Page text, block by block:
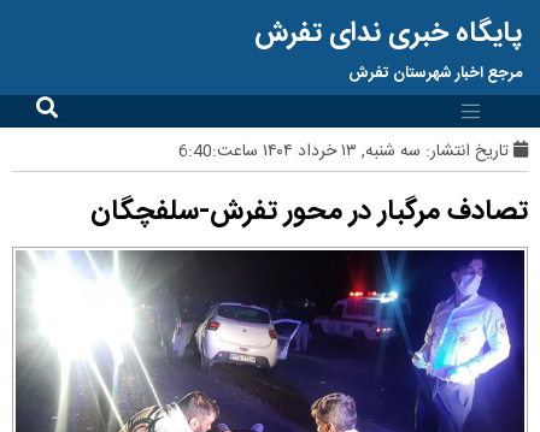
پایگاه خبری ندای تفرش
مرجع اخبار شهرستان تفرش
تاریخ انتشار: سه شنبه, ۱۳ خرداد ۱۴۰۴ ساعت:6:40
تصادف مرگبار در محور تفرش-سلفچگان